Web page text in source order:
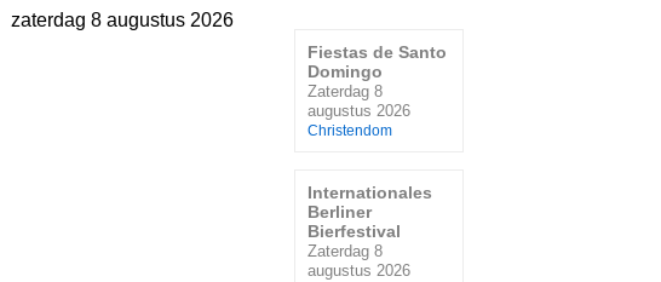
zaterdag 8 augustus 2026
Fiestas de Santo
Domingo
Zaterdag 8
augustus 2026
Christendom
Internationales
Berliner
Bierfestival
Zaterdag 8
augustus 2026